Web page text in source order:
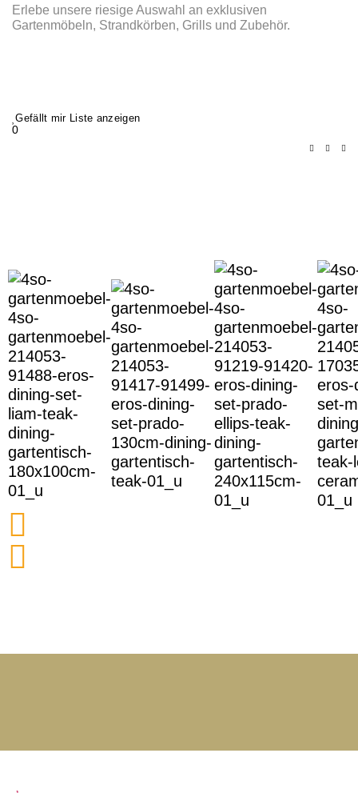
Erlebe unsere riesige Auswahl an exklusiven
Gartenmöbeln, Strandkörben, Grills und Zubehör.
Gefällt mir Liste anzeigen
0